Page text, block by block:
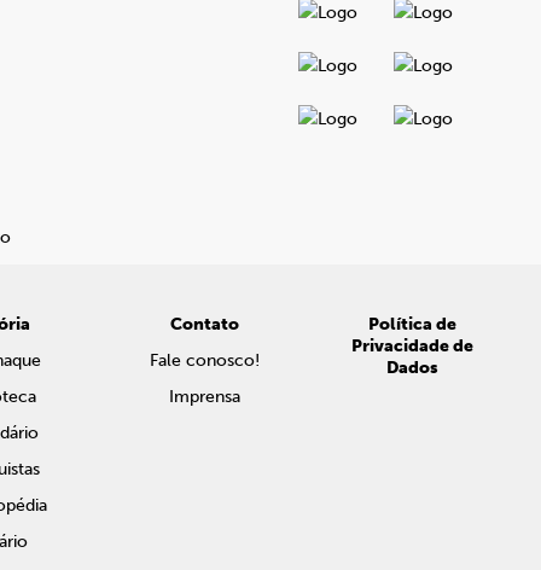
Contato
Fale conosco!
Imprensa
Política de
Privacidade de
Dados